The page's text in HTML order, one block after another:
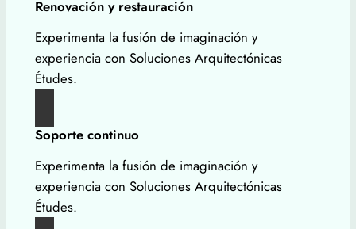
Renovación y restauración
Experimenta la fusión de imaginación y
experiencia con Soluciones Arquitectónicas
Études.
Soporte continuo
Experimenta la fusión de imaginación y
experiencia con Soluciones Arquitectónicas
Études.